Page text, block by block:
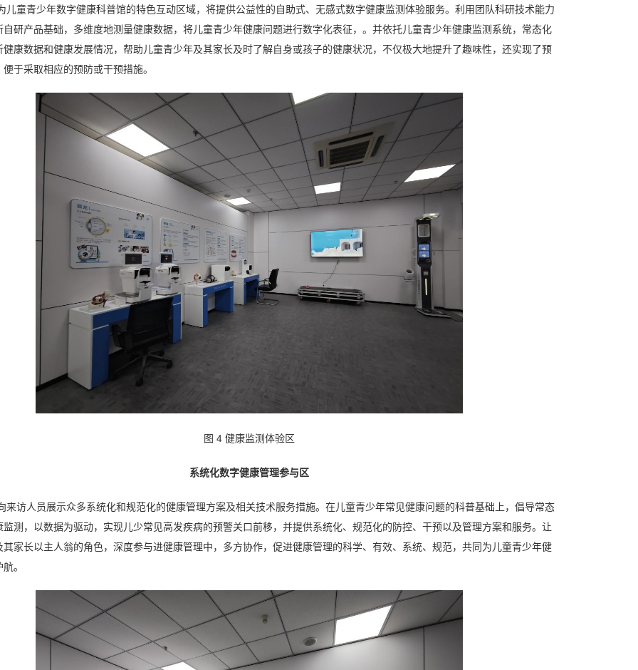
儿童青少年数字健康科普馆的特色互动区域，将提供公益性的自助式、无感式数字健康监测体验服务。利用团队科研技术能力
自研产品基础，多维度地测量健康数据，将儿童青少年健康问题进行数字化表征，。并依托儿童青少年健康监测系统，常态化
康数据和健康发展情况，帮助儿童青少年及其家长及时了解自身或孩子的健康状况，不仅极大地提升了趣味性，还实现了预
于采取相应的预防或干预措施。
图 4 健康监测体验区
系统化数字健康管理参与区
来访人员展示众多系统化和规范化的健康管理方案及相关技术服务措施。在儿童青少年常见健康问题的科普基础上，倡导常态
测，以数据为驱动，实现儿少常见高发疾病的预警关口前移，并提供系统化、规范化的防控、干预以及管理方案和服务。让
其家长以主人翁的角色，深度参与进健康管理中，多方协作，促进健康管理的科学、有效、系统、规范，共同为儿童青少年健
。